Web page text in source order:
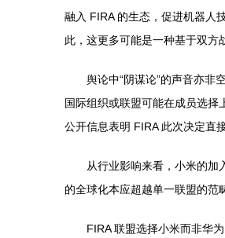
融入 FIRA 的生态，促进机器人
此，这更多可能是一种基于双方
舆论中“阴谋论”的声音亦非
国际组织或联盟可能在成员选择
公开信息表明 FIRA 此次决定直
从行业影响来看，小米的加
的全球化本应超越单一联盟的范
FIRA 联盟选择小米而非华